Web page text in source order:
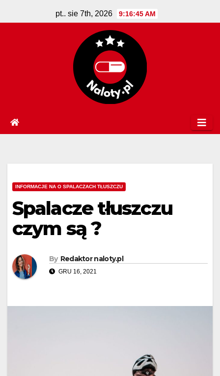
to
pt.. sie 7th, 2026 9:16:46 AM
INFORMACJE NA O SPALACZACH TŁUSZCZU
Spalacze tłuszczu
czym są ?
By Redaktor naloty.pl
GRU 16, 2021